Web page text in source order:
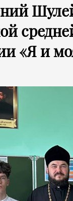
«Я и